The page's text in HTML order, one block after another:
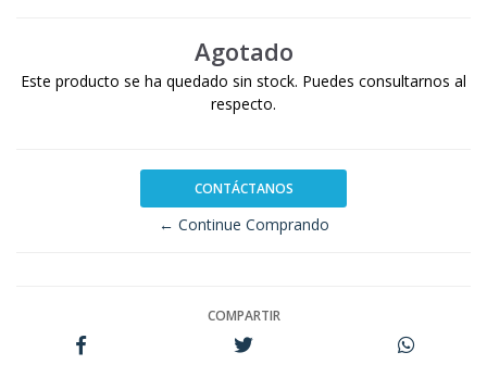
Agotado
Este producto se ha quedado sin stock. Puedes consultarnos al
respecto.
CONTÁCTANOS
← Continue Comprando
COMPARTIR